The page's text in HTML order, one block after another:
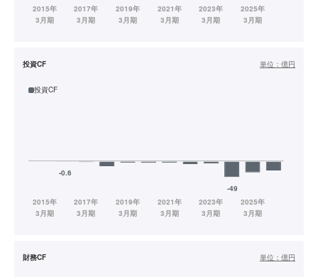
投資CF 単位： 億円
投資CF
財務CF 単位： 億円